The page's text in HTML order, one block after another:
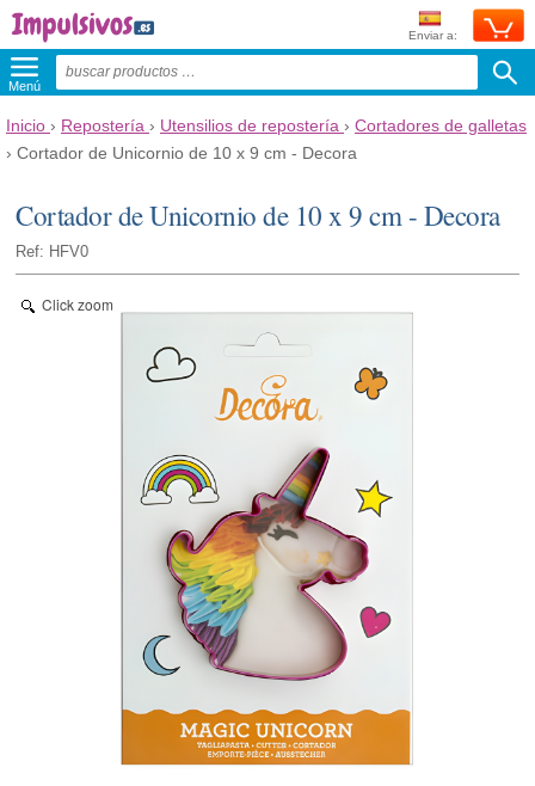
Enviar a:
Menú
Inicio › Repostería › Utensilios de repostería › Cortadores de galletas
› Cortador de Unicornio de 10 x 9 cm - Decora
Cortador de Unicornio de 10 x 9 cm - Decora
Ref: HFV0
Click zoom